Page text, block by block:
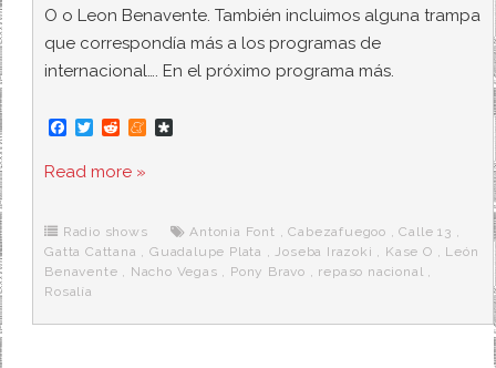
O o Leon Benavente. También incluimos alguna trampa
que correspondía más a los programas de
internacional…. En el próximo programa más.
F
e
o
k
T
t
r
R
d
M
e
r
a
Read more »
Radio shows Antonia Font ,Cabezafuegoo ,Calle 13 ,
Gatta Cattana ,Guadalupe Plata ,Joseba Irazoki , Kase O , León
Benavente , Nacho Vegas , Pony Bravo , repaso nacional ,
Rosalía